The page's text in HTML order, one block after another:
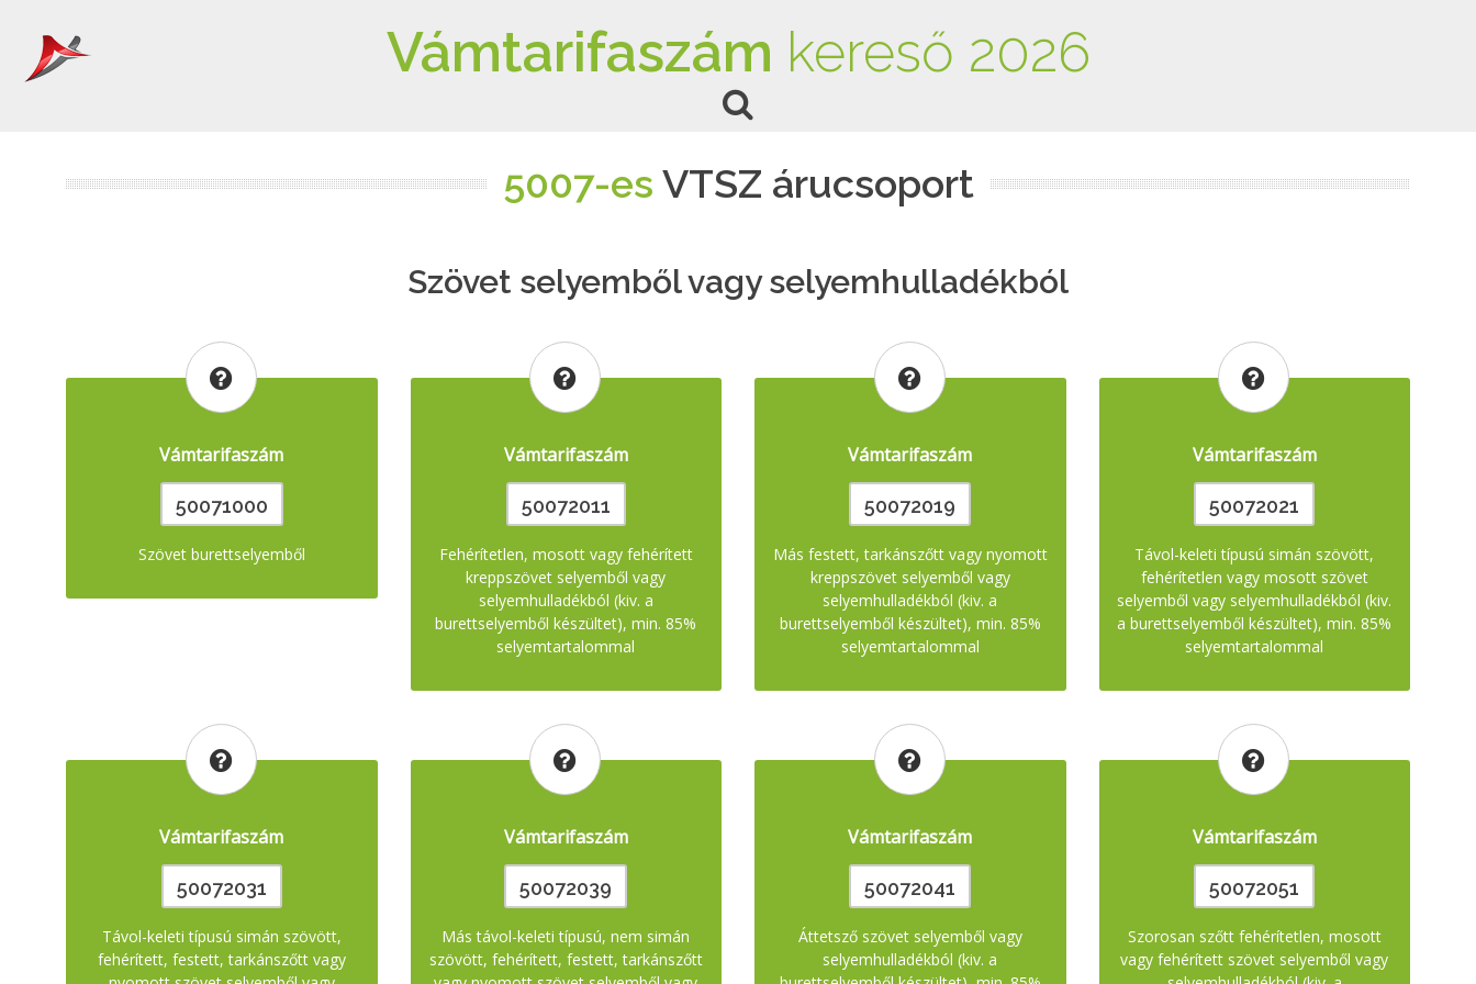
Vámtarifaszám kereső 2026
5007-es VTSZ árucsoport
Szövet selyemből vagy selyemhulladékból
Vámtarifaszám
50071000
Szövet burettselyemből
Vámtarifaszám
50072011
Fehérítetlen, mosott vagy fehérített
kreppszövet selyemből vagy
selyemhulladékból (kiv. a
burettselyemből készültet), min. 85%
selyemtartalommal
Vámtarifaszám
50072019
Más festett, tarkánszőtt vagy nyomott
kreppszövet selyemből vagy
selyemhulladékból (kiv. a
burettselyemből készültet), min. 85%
selyemtartalommal
Vámtarifaszám
50072021
Távol-keleti típusú simán szövött,
fehérítetlen vagy mosott szövet
selyemből vagy selyemhulladékból (kiv.
a burettselyemből készültet), min. 85%
selyemtartalommal
Vámtarifaszám
50072031
Távol-keleti típusú simán szövött,
fehérített, festett, tarkánszőtt vagy
Vámtarifaszám
50072039
Más távol-keleti típusú, nem simán
szövött, fehérített, festett, tarkánszőtt
Vámtarifaszám
50072041
Áttetsző szövet selyemből vagy
selyemhulladékból (kiv. a
Vámtarifaszám
50072051
Szorosan szőtt fehérítetlen, mosott
vagy fehérített szövet selyemből vagy